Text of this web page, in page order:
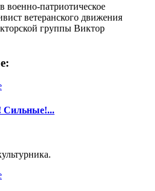
военно-патриотическое
ветеранского движения
группы Виктор
Сильные!...